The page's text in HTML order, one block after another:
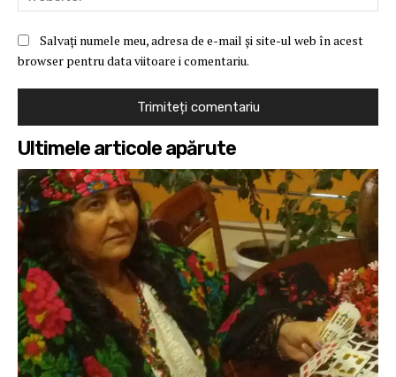
Salvați numele meu, adresa de e-mail și site-ul web în acest
browser pentru data viitoare i comentariu.
Ultimele articole apărute